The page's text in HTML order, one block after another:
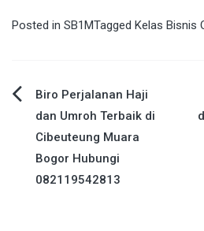
Posted in SB1MTagged Kelas Bisnis
Post
navigation
Biro Perjalanan Haji
dan Umroh Terbaik di
Cibeuteung Muara
Bogor Hubungi
082119542813